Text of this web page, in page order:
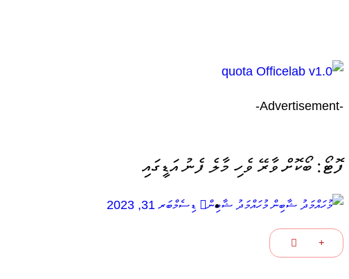
-Advertisement-
ފޮޓޯ: ބޯކޮށް ވާރޭ ވެހި މާލެ ފެނު އަޑީގައި
މުހައްމަދު ޝާބިން ޑިސެމްބަރ 31, 2023